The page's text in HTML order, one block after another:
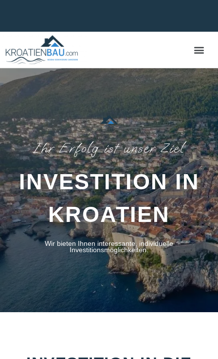
Inhalt
Ihr Erfolg ist unser Ziel
INVESTITION IN
KROATIEN
Wir bieten Ihnen interessante, individuelle
Investitionsmöglichkeiten.